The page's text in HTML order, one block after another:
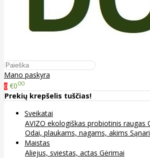
Mano paskyra
0 €000
Prekių krepšelis tuščias!
Sveikatai
AVIZO ekologiškas probiotinis raugas
Odai, plaukams, nagams, akims
Maistas
Aliejus, sviestas, actas Gėrimai